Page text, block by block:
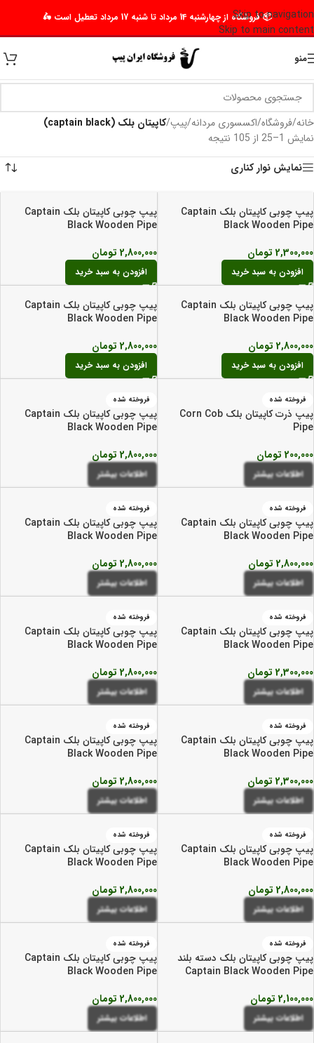
Skip to navigation
Skip to main content
📦 فروشگاه از چهارشنبه 14 مرداد تا شنبه 17 مرداد تعطیل است 🛵
منو
خانه/فروشگاه/اکسسوری مردانه/پیپ/کاپیتان بلک (captain black)
نمایش 1–25 از 105 نتیجه
نمایش نوار کناری
پیپ چوبی کاپیتان بلک Captain
Black Wooden Pipe
2,300,000 تومان
افزودن به سبد خرید
پیپ چوبی کاپیتان بلک Captain
Black Wooden Pipe
2,800,000 تومان
افزودن به سبد خرید
پیپ چوبی کاپیتان بلک Captain
Black Wooden Pipe
2,800,000 تومان
افزودن به سبد خرید
پیپ چوبی کاپیتان بلک Captain
Black Wooden Pipe
2,800,000 تومان
افزودن به سبد خرید
فروخته شده
پیپ ذرت کاپیتان بلک Corn Cob
Pipe
200,000 تومان
اطلاعات بیشتر
فروخته شده
پیپ چوبی کاپیتان بلک Captain
Black Wooden Pipe
2,800,000 تومان
اطلاعات بیشتر
فروخته شده
پیپ چوبی کاپیتان بلک Captain
Black Wooden Pipe
2,800,000 تومان
اطلاعات بیشتر
فروخته شده
پیپ چوبی کاپیتان بلک Captain
Black Wooden Pipe
2,800,000 تومان
اطلاعات بیشتر
فروخته شده
پیپ چوبی کاپیتان بلک Captain
Black Wooden Pipe
2,300,000 تومان
اطلاعات بیشتر
فروخته شده
پیپ چوبی کاپیتان بلک Captain
Black Wooden Pipe
2,800,000 تومان
اطلاعات بیشتر
فروخته شده
پیپ چوبی کاپیتان بلک Captain
Black Wooden Pipe
2,300,000 تومان
اطلاعات بیشتر
فروخته شده
پیپ چوبی کاپیتان بلک Captain
Black Wooden Pipe
2,800,000 تومان
اطلاعات بیشتر
فروخته شده
پیپ چوبی کاپیتان بلک Captain
Black Wooden Pipe
2,800,000 تومان
اطلاعات بیشتر
فروخته شده
پیپ چوبی کاپیتان بلک Captain
Black Wooden Pipe
2,800,000 تومان
اطلاعات بیشتر
فروخته شده
پیپ چوبی کاپیتان بلک دسته بلند
Captain Black Wooden Pipe
2,100,000 تومان
اطلاعات بیشتر
فروخته شده
پیپ چوبی کاپیتان بلک Captain
Black Wooden Pipe
2,800,000 تومان
اطلاعات بیشتر